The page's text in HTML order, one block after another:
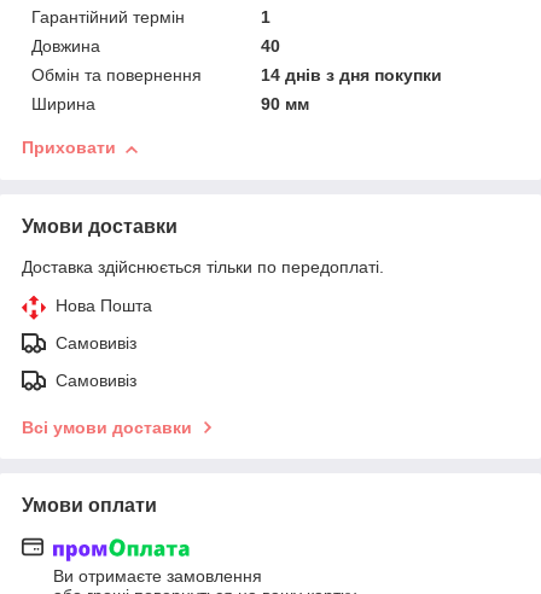
Гарантійний термін
1
Довжина
40
Обмін та повернення
14 днів з дня покупки
Ширина
90 мм
Приховати
Умови доставки
Доставка здійснюється тільки по передоплаті.
Нова Пошта
Самовивіз
Самовивіз
Всі умови доставки
Умови оплати
Ви отримаєте замовлення